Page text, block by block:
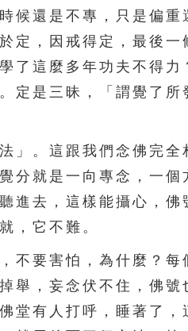
還是不專，只是偏重
，因戒得定，最後
這麼多年功夫不得力
定是三昧，「謂覺了
。這跟我們念佛完全
分就是一向專念，一
進去，這樣能攝心，
，它不難。
要害怕，為什麼？每
，妄念伏不住，佛
堂有人打呼，睡著了